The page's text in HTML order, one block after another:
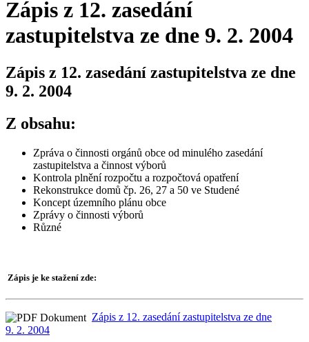
Zápis z 12. zasedání
zastupitelstva ze dne 9. 2. 2004
Zápis z 12. zasedání zastupitelstva ze dne
9. 2. 2004
Z obsahu:
Zpráva o činnosti orgánů obce od minulého zasedání
zastupitelstva a činnost výborů
Kontrola plnění rozpočtu a rozpočtová opatření
Rekonstrukce domů čp. 26, 27 a 50 ve Studené
Koncept územního plánu obce
Zprávy o činnosti výborů
Různé
Zápis je ke stažení zde:
Zápis z 12. zasedání zastupitelstva ze dne
9. 2. 2004